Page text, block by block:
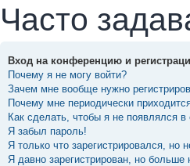
Часто
Вход на конференцию и
Почему я не могу войти?
Зачем мне вообще нужно
Почему мне периодически
Как сделать, чтобы я не появлялся в
Я забыл пароль!
Я только что зарегистрировался, но
Я давно зарегистрирован, но больше